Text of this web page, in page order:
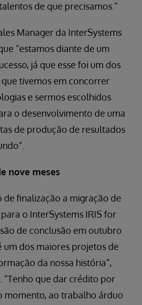
de que precisamos.”
Manager da InterSystems
“estamos diante de um
já que esse foi um dos
tivemos em concorrer
e sermos escolhidos
o desenvolvimento de uma
de produção de resultados
nove meses
de finalização a migração de
para o InterSystems IRIS for
de conclusão em outubro
um dos maiores projetos de
da nossa história”,
“Tenho que dar crédito por
momento, ao trabalho árduo